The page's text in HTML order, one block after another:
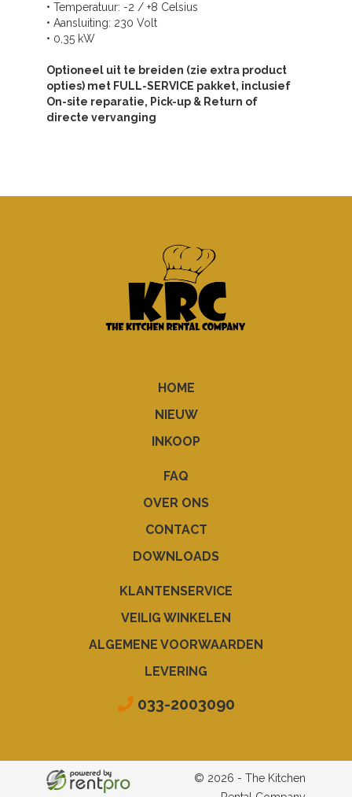
• Temperatuur: -2 / +8 Celsius
• Aansluiting: 230 Volt
• 0,35 kW
Optioneel uit te breiden (zie extra product
opties) met FULL-SERVICE pakket, inclusief
On-site reparatie, Pick-up & Return of
directe vervanging
HOME
NIEUW
INKOOP
FAQ
OVER ONS
CONTACT
DOWNLOADS
KLANTENSERVICE
VEILIG WINKELEN
ALGEMENE VOORWAARDEN
LEVERING
033-2003090
© 2026 - The Kitchen